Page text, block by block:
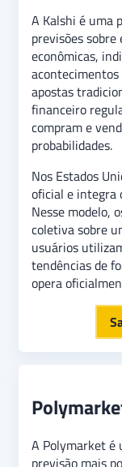
A Kalshi é uma
previsões
econômicas,
apostas
financeiro
compram e
probabilidades.
Nos Estados
oficial e integra
Nesse modelo,
coletiva sobre
usuários
tendências de
opera
A Polymarket é
previsão mais